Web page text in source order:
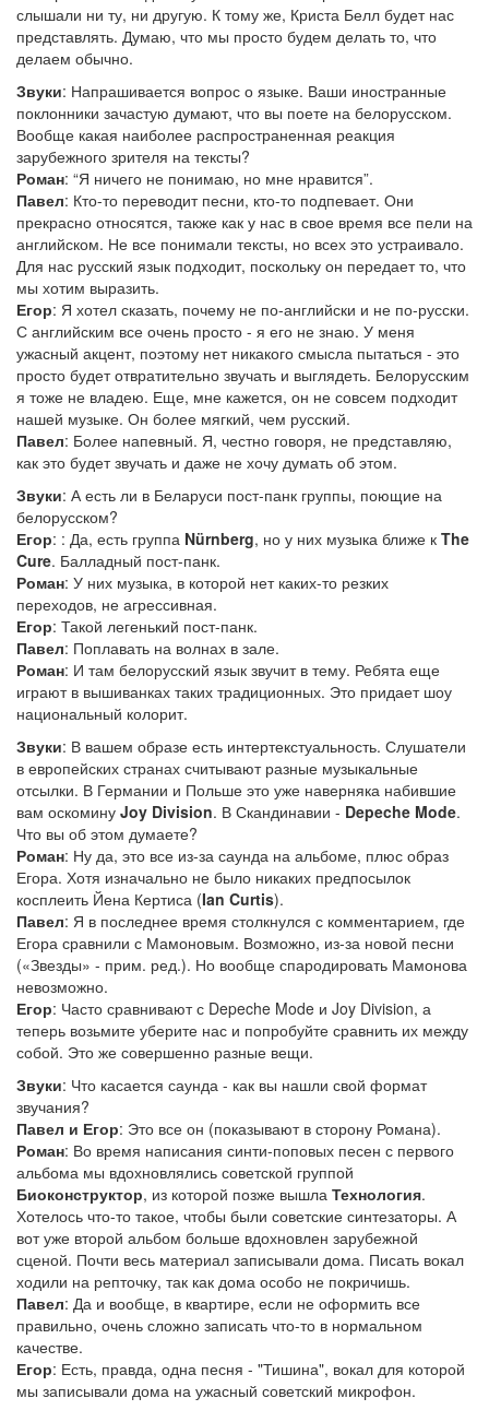
слышали ни ту, ни другую. К тому же, Криста Белл будет нас
представлять. Думаю, что мы просто будем делать то, что
делаем обычно.
Звуки: Напрашивается вопрос о языке. Ваши иностранные
поклонники зачастую думают, что вы поете на белорусском.
Вообще какая наиболее распространенная реакция
зарубежного зрителя на тексты?
Роман: “Я ничего не понимаю, но мне нравится”.
Павел: Кто-то переводит песни, кто-то подпевает. Они
прекрасно относятся, также как у нас в свое время все пели на
английском. Не все понимали тексты, но всех это устраивало.
Для нас русский язык подходит, поскольку он передает то, что
мы хотим выразить.
Егор: Я хотел сказать, почему не по-английски и не по-русски.
С английским все очень просто - я его не знаю. У меня
ужасный акцент, поэтому нет никакого смысла пытаться - это
просто будет отвратительно звучать и выглядеть. Белорусским
я тоже не владею. Еще, мне кажется, он не совсем подходит
нашей музыке. Он более мягкий, чем русский.
Павел: Более напевный. Я, честно говоря, не представляю,
как это будет звучать и даже не хочу думать об этом.
Звуки: А есть ли в Беларуси пост-панк группы, поющие на
белорусском?
Егор: : Да, есть группа Nürnberg, но у них музыка ближе к The
Cure. Балладный пост-панк.
Роман: У них музыка, в которой нет каких-то резких
переходов, не агрессивная.
Егор: Такой легенький пост-панк.
Павел: Поплавать на волнах в зале.
Роман: И там белорусский язык звучит в тему. Ребята еще
играют в вышиванках таких традиционных. Это придает шоу
национальный колорит.
Звуки: В вашем образе есть интертекстуальность. Слушатели
в европейских странах считывают разные музыкальные
отсылки. В Германии и Польше это уже наверняка набившие
вам оскомину Joy Division. В Скандинавии - Depeche Mode.
Что вы об этом думаете?
Роман: Ну да, это все из-за саунда на альбоме, плюс образ
Егора. Хотя изначально не было никаких предпосылок
косплеить Йена Кертиса (Ian Curtis).
Павел: Я в последнее время столкнулся с комментарием, где
Егора сравнили с Мамоновым. Возможно, из-за новой песни
(«Звезды» - прим. ред.). Но вообще спародировать Мамонова
невозможно.
Егор: Часто сравнивают с Depeche Mode и Joy Division, а
теперь возьмите уберите нас и попробуйте сравнить их между
собой. Это же совершенно разные вещи.
Звуки: Что касается саунда - как вы нашли свой формат
звучания?
Павел и Егор: Это все он (показывают в сторону Романа).
Роман: Во время написания синти-поповых песен с первого
альбома мы вдохновлялись советской группой
Биоконструктор, из которой позже вышла Технология.
Хотелось что-то такое, чтобы были советские синтезаторы. А
вот уже второй альбом больше вдохновлен зарубежной
сценой. Почти весь материал записывали дома. Писать вокал
ходили на репточку, так как дома особо не покричишь.
Павел: Да и вообще, в квартире, если не оформить все
правильно, очень сложно записать что-то в нормальном
качестве.
Егор: Есть, правда, одна песня - "Тишина", вокал для которой
мы записывали дома на ужасный советский микрофон.